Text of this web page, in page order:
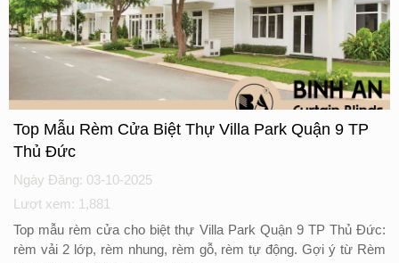
Top Mẫu Rèm Cửa Biệt Thự Villa Park Quận 9 TP
Thủ Đức
Ngày Đăng: 03-10-2025
Lượt xem: 1,881
Top mẫu rèm cửa cho biệt thự Villa Park Quận 9 TP Thủ Đức:
rèm vải 2 lớp, rèm nhung, rèm gỗ, rèm tự động. Gợi ý từ Rèm